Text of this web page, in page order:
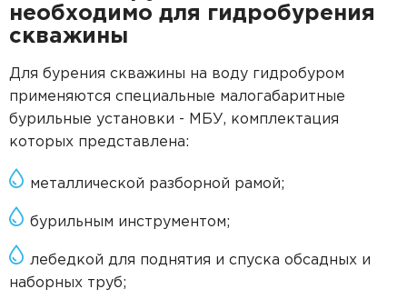
необходимо для гидробурения
скважины
Для бурения скважины на воду гидробуром
применяются специальные малогабаритные
бурильные установки - МБУ, комплектация
которых представлена:
металлической разборной рамой;
бурильным инструментом;
лебедкой для поднятия и спуска обсадных и
наборных труб;